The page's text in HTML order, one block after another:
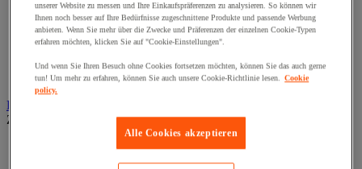
Elektrischer Gabelstapler
Hub-Gabelstapler
Hubwagen mit Waage
Manueller Hubwagen
Scherengabelhubwagen und Hochhubwagen
Ketten und Schlingen zum Heben
Zur gesamten Produktgruppe
Gummispanner
Hebeösen und Hubringe
unserer Website zu messen und Ihre Einkaufspräferenzen zu analysieren. So können wir
Ihnen noch besser auf Ihre Bedürfnisse zugeschnittene Produkte und passende Werbung
anbieten. Wenn Sie mehr über die Zwecke und Präferenzen der einzelnen Cookie-Typen
erfahren möchten, klicken Sie auf "Cookie-Einstellungen".
Und wenn Sie Ihren Besuch ohne Cookies fortsetzen möchten, können Sie das auch gerne
tun! Um mehr zu erfahren, können Sie auch unsere Cookie-Richtlinie lesen. Cookie
policy.
Alle Cookies akzeptieren